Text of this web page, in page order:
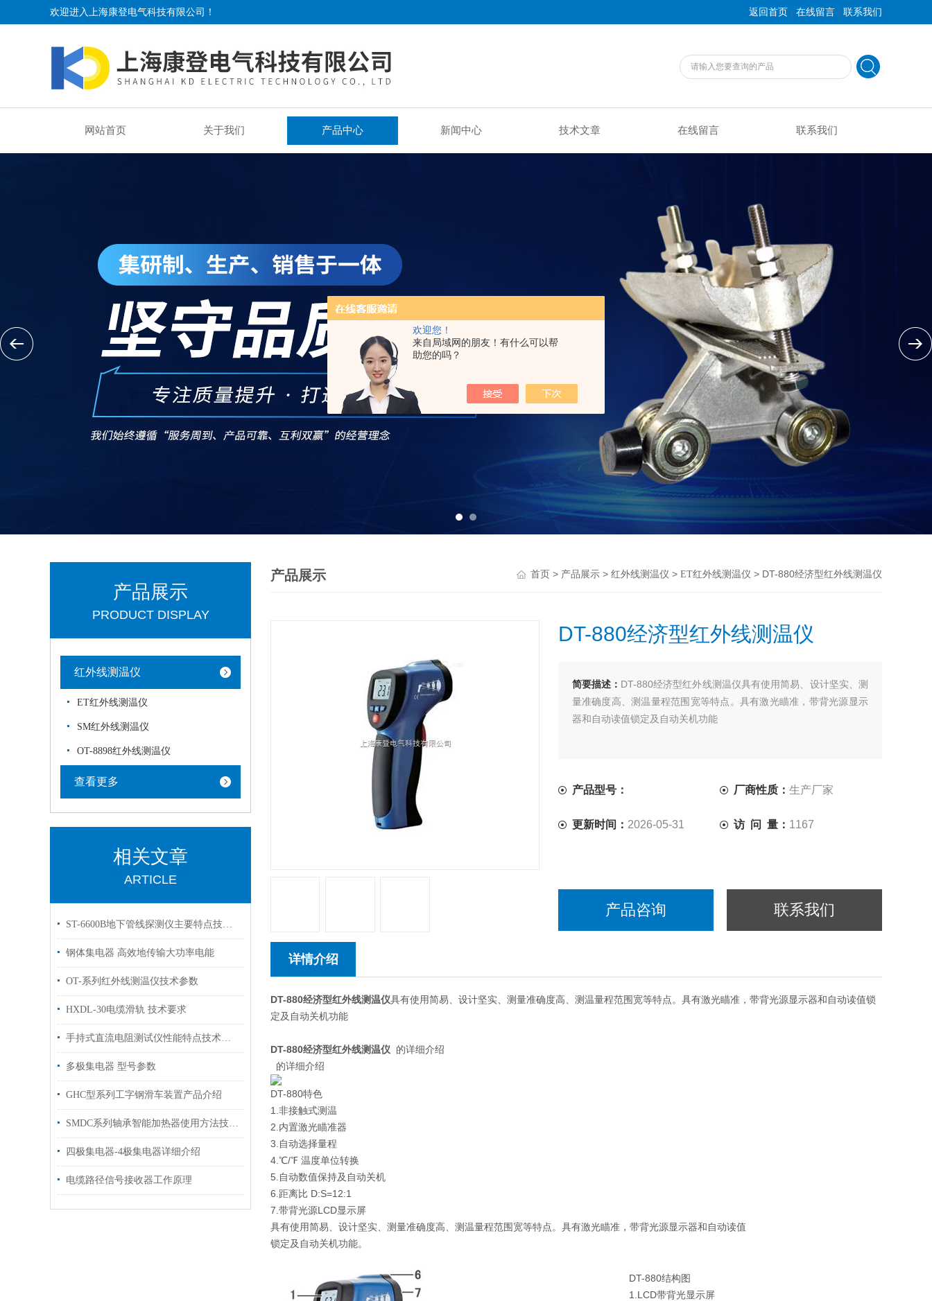
欢迎您！
来自局域网的朋友！有什么可以帮
助您的吗？
欢迎进入上海康登电气科技有限公司！ 返回首页 | 在线留言 | 联系我们
网站首页 关于我们 产品中心 新闻中心 技术文章 在线留言 联系我们
产品展示
PRODUCT DISPLAY
红外线测温仪
ET红外线测温仪
SM红外线测温仪
OT-8898红外线测温仪
查看更多
相关文章
ARTICLE
ST-6600B地下管线探测仪主要特点技术指标
钢体集电器 高效地传输大功率电能
OT-系列红外线测温仪技术参数
HXDL-30电缆滑轨 技术要求
手持式直流电阻测试仪性能特点技术指标
多极集电器 型号参数
GHC型系列工字钢滑车装置产品介绍
SMDC系列轴承智能加热器使用方法技术参数
四极集电器-4极集电器详细介绍
电缆路径信号接收器工作原理
产品展示 首页 > 产品展示 > 红外线测温仪 > ET红外线测温仪 > DT-880经济型红外线测温仪
DT-880经济型红外线测温仪
简要描述： DT-880经济型红外线测温仪具有使用简易、设计坚实、测
量准确度高、测温量程范围宽等特点。具有激光瞄准，带背光源显示
器和自动读值锁定及自动关机功能
产品型号： 厂商性质：生产厂家
更新时间： 2026-05-31 访 问 量： 1167
产品咨询 联系我们
详情介绍
DT-880经济型红外线测温仪具有使用简易、设计坚实、测量准确度高、测温量程范围宽等特点。具有激光瞄准，带背光源显示器和自动读值锁
定及自动关机功能
DT-880经济型红外线测温仪 的详细介绍
的详细介绍
DT-880特色
1.非接触式测温
2.内置激光瞄准器
3.自动选择量程
4.℃/℉ 温度单位转换
5.自动数值保持及自动关机
6.距离比 D:S=12:1
7.带背光源LCD显示屏
具有使用简易、设计坚实、测量准确度高、测温量程范围宽等特点。具有激光瞄准，带背光源显示器和自动读值
锁定及自动关机功能。
DT-880结构图
1.LCD带背光显示屏